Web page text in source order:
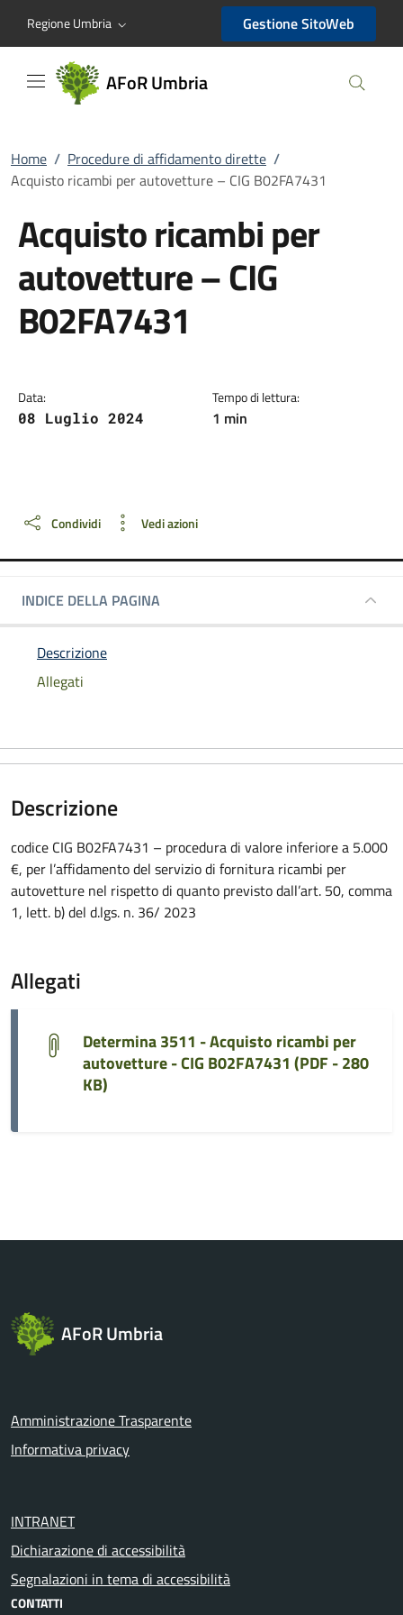
AFoR Umbria
Regione Umbria Gestione SitoWeb
AFoR Umbria
Home / Procedure di affidamento dirette /
Acquisto ricambi per autovetture – CIG B02FA7431
Acquisto ricambi per
autovetture – CIG
B02FA7431
Data:
08 Luglio 2024
Tempo di lettura:
1 min
Condividi Vedi azioni
INDICE DELLA PAGINA
Descrizione
Allegati
Descrizione
codice CIG B02FA7431 – procedura di valore inferiore a 5.000
€, per l’affidamento del servizio di fornitura ricambi per
autovetture nel rispetto di quanto previsto dall’art. 50, comma
1, lett. b) del d.lgs. n. 36/ 2023
Allegati
Determina 3511 - Acquisto ricambi per
autovetture - CIG B02FA7431 (PDF - 280
KB)
AFoR Umbria
Amministrazione Trasparente
Informativa privacy
INTRANET
Dichiarazione di accessibilità
Segnalazioni in tema di accessibilità
CONTATTI